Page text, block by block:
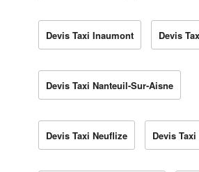
Devis Taxi Inaumont Devis
Devis Taxi Nanteuil-Sur-Aisne
Devis Taxi Neuflize Devis